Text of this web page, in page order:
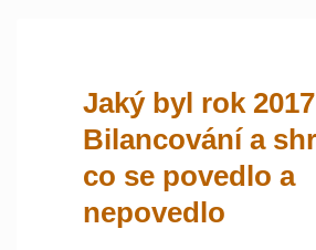
Jaký byl rok
Bilancování a
co se povedlo a
nepovedlo